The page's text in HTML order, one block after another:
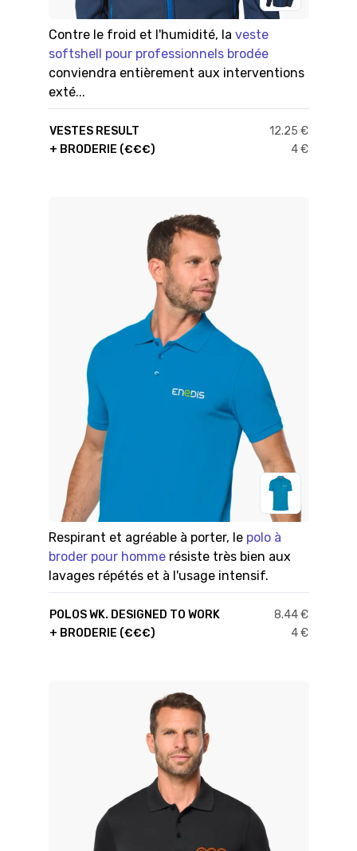
Contre le froid et l'humidité, la veste
softshell pour professionnels brodée
conviendra entièrement aux interventions
exté...
VESTES RESULT
12.25 €
+ BRODERIE (€€€)
4 €
Respirant et agréable à porter, le polo à
broder pour hommerésiste très bien aux
lavages répétés et à l'usage intensif.
POLOS WK. DESIGNED TO WORK
8.44 €
+ BRODERIE (€€€)
4 €